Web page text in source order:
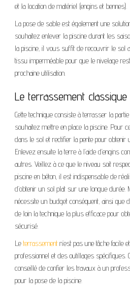
et la location de matériel (engins et bennes).
La pose de sable est également une
souhaitez enlever la piscine durant les
la piscine, il vous suffit de recouvrir le sol
tissu imperméable pour que le nivelage
prochaine utilisation.
Le terrassement classique
Cette technique consiste à terrasser la
souhaitez mettre en place la piscine. Pour
dans le sol et rectifier la pente pour obtenir
Enlevez ensuite la terre à l’aide d’engins
autres. Veillez à ce que le niveau soit
piscine en béton, il est indispensable de
d’obtenir un sol plat sur une longue durée.
nécessite un budget conséquent, ainsi que
de loin la technique la plus efficace pour
sécurisé.
Le terrassement n’est pas une tâche facile
professionnel et des outillages spécifiques.
conseillé de confier les travaux à un
pour la pose de la piscine.